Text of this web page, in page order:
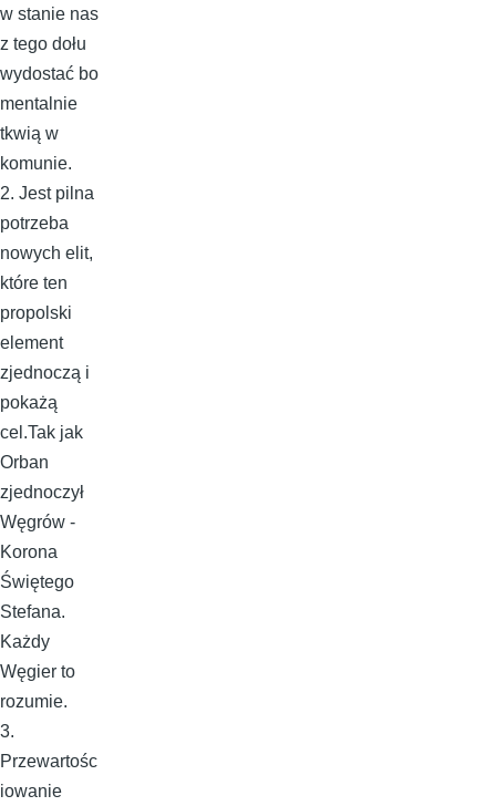
w stanie nas
z tego dołu
wydostać bo
mentalnie
tkwią w
komunie.
2. Jest pilna
potrzeba
nowych elit,
które ten
propolski
element
zjednoczą i
pokażą
cel.Tak jak
Orban
zjednoczył
Węgrów -
Korona
Świętego
Stefana.
Każdy
Węgier to
rozumie.
3.
Przewartośc
iowanie